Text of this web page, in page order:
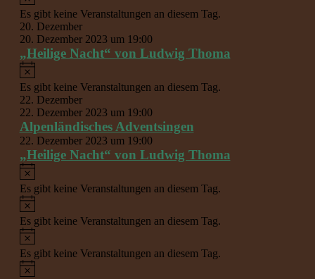
Es gibt keine Veranstaltungen an diesem Tag.
20. Dezember
20. Dezember 2023 um 19:00
„Heilige Nacht“ von Ludwig Thoma
Hinweis
Es gibt keine Veranstaltungen an diesem Tag.
22. Dezember
22. Dezember 2023 um 19:00
Alpenländisches Adventsingen
22. Dezember 2023 um 19:00
„Heilige Nacht“ von Ludwig Thoma
Hinweis
Es gibt keine Veranstaltungen an diesem Tag.
Hinweis
Es gibt keine Veranstaltungen an diesem Tag.
Hinweis
Es gibt keine Veranstaltungen an diesem Tag.
Hinweis